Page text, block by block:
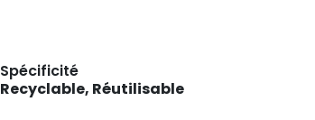
Spécificité
Recyclable, Réutilisable